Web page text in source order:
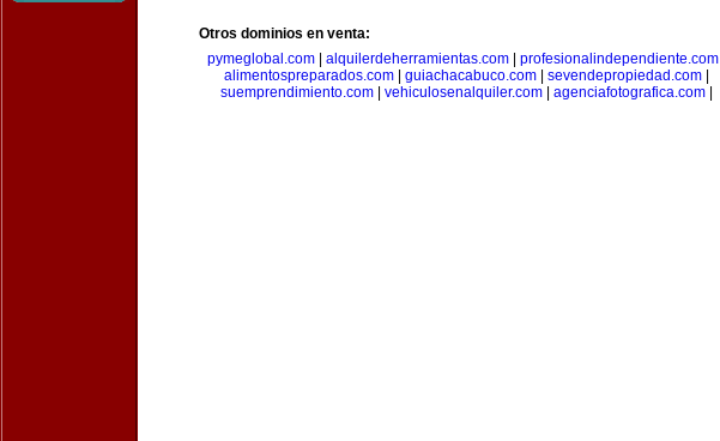
Otros dominios en venta:
pymeglobal.com| alquilerdeherramientas.com| profesionalindependiente.com|
alimentospreparados.com| guiachacabuco.com| sevendepropiedad.com|
suemprendimiento.com| vehiculosenalquiler.com| agenciafotografica.com|